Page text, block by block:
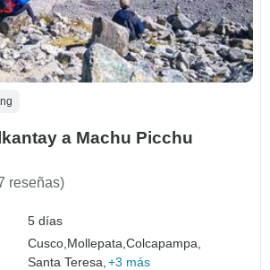
a Machu Picchu
reseñas)
5 días
Cusco, Mollepata,Colcapampa,
Santa Teresa, +3 más